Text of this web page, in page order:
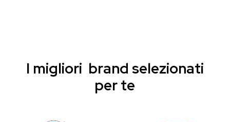
I migliori brand selezionati
per te